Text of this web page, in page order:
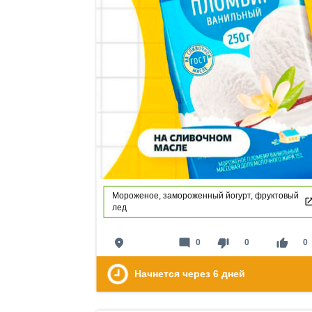
Мороженое, замороженный йогурт, фруктовый
лед
place thumb_down 0 thumb_up 0
mode_comment 0
Начнется через 6 дней